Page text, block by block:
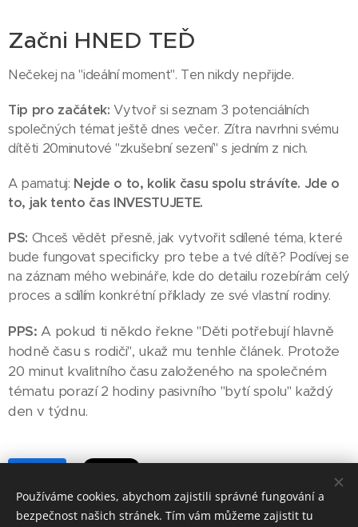
Začni HNED TEĎ
Nečekej na "ideální moment". Ten nikdy nepřijde.
Tip pro začátek: Vytvoř si seznam 3 potenciálních
společných témat ještě dnes večer. Zítra navrhni svému
dítěti 20minutové "zkušební sezení" s jedním z nich.
A pamatuj: Nejde o to, kolik času spolu strávíte. Jde o
to, jak tento čas INVESTUJETE.
PS: Chceš vědět přesně, jak vytvořit sdílené téma, které
bude fungovat specificky pro tebe a tvé dítě? Podívej se
na záznam mého webináře, kde do detailu rozebírám celý
proces a sdílím konkrétní příklady ze své vlastní rodiny.
PPS: A pokud ti někdo řekne "Děti potřebují hlavně
hodně času s rodiči", ukaž mu tenhle článek. Protože
20 minut kvalitního času založeného na společném
tématu porazí 2 hodiny pasivního "bytí spolu" každý
den v týdnu.
Používáme cookies, abychom zajistili správné fungování a
bezpečnost našich stránek. Tím vám můžeme zajistit tu